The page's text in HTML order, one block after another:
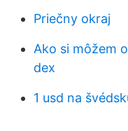
Priečny okraj
Ako si môžem
dex
1 usd na